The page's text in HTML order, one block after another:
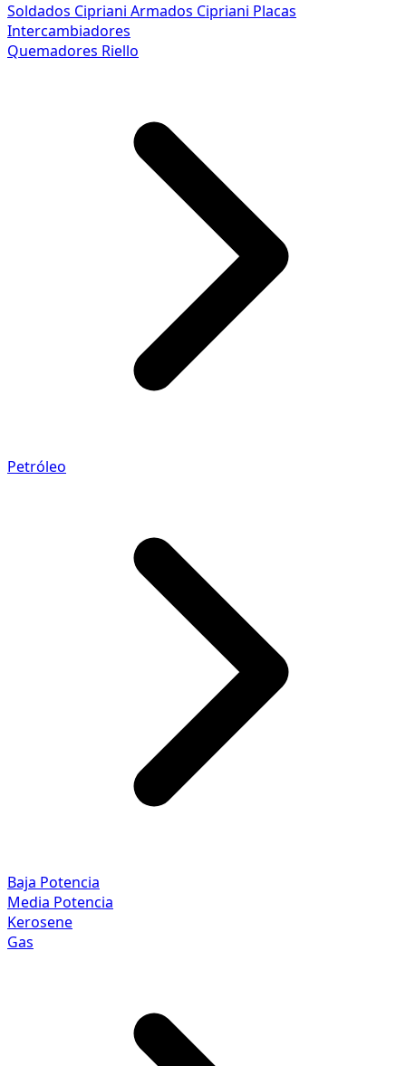
Soldados Cipriani Armados Cipriani Placas
Intercambiadores
Quemadores Riello
Petróleo
Baja Potencia
Media Potencia
Kerosene
Gas